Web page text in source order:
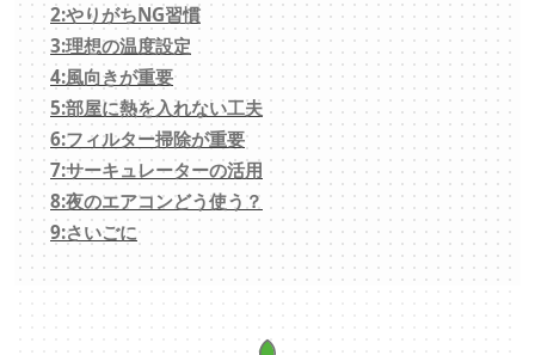
2:やりがちNG習慣
3:理想の温度設定
4:風向きが重要
5:部屋に熱を入れない工夫
6:フィルター掃除が重要
7:サーキュレーターの活用
8:夜のエアコンどう使う？
9:さいごに